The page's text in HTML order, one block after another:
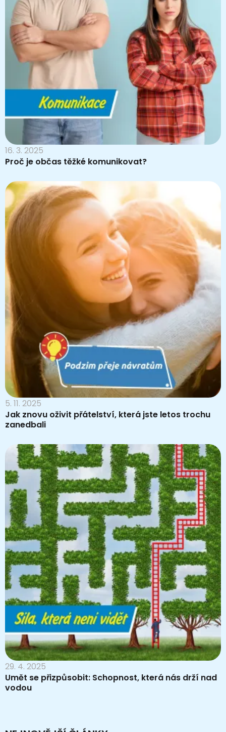
16. 3. 2025
Proč je občas těžké komunikovat?
5. 11. 2025
Jak znovu oživit přátelství, která jste letos trochu
zanedbali
29. 4. 2025
Umět se přizpůsobit: Schopnost, která nás drží nad
vodou